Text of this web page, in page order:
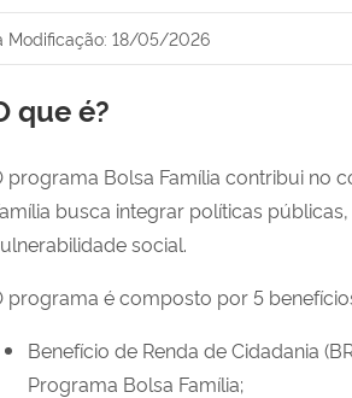
Modificação: 18/05/2026
que é?
programa Bolsa Família contribui no
busca integrar políticas
social.
programa é composto por 5
Benefício de Renda de Cidadania
Programa Bolsa Família;